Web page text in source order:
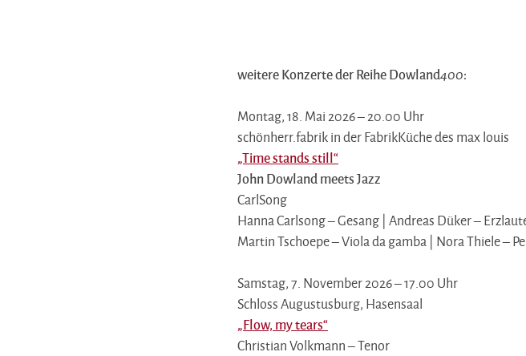
weitere Konzerte der Reihe Dowland400:
Montag, 18. Mai 2026 – 20.00 Uhr
schönherr.fabrik in der FabrikKüche des max louis
„Time stands still“
John Dowland meets Jazz
CarlSong
Hanna Carlsong – Gesang | Andreas Düker –
Martin Tschoepe – Viola da gamba | Nora Thiele –
Samstag, 7. November 2026 – 17.00 Uhr
Schloss Augustusburg, Hasensaal
„Flow, my tears“
Christian Volkmann – Tenor